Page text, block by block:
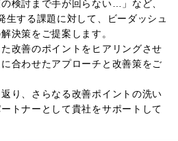
検討まで手が回らない…」など、
生する課題に対して、ビーダッシュ
決策をご提案します。
改善のポイントをヒアリングさせ
合わせたアプローチと改善策をご
り、さらなる改善ポイントの洗い
トナーとして貴社をサポートして